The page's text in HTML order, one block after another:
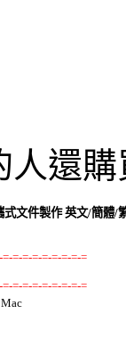
人還
文件製作 英文/簡體/
=-=-=-=-=-=-=-=
=-=-=-=-=-=-=-=